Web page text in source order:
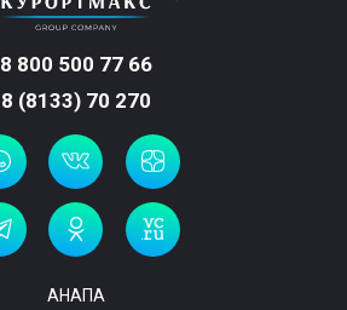
8 800 500 77 66
8 (8133) 70 270
АНАПА